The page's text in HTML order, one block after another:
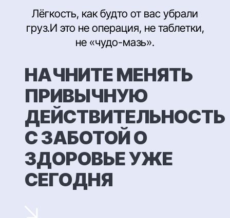
Лёгкость, как будто от вас убрали
груз.И это не операция, не таблетки,
не «чудо-мазь».
НАЧНИТЕ МЕНЯТЬ
ПРИВЫЧНУЮ
ДЕЙСТВИТЕЛЬНОСТЬ
С ЗАБОТОЙ О
ЗДОРОВЬЕ УЖЕ
СЕГОДНЯ